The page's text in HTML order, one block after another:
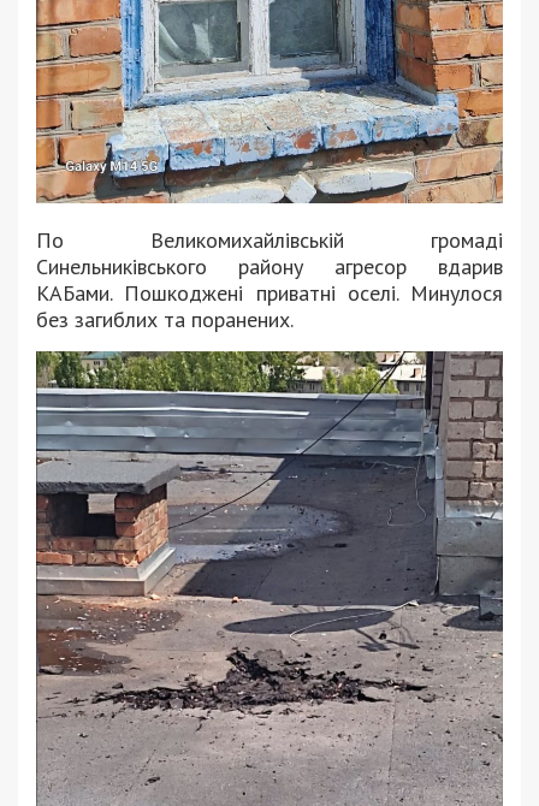
По Великомихайлівській громаді
Синельниківського району агресор вдарив
КАБами. Пошкоджені приватні оселі. Минулося
без загиблих та поранених.